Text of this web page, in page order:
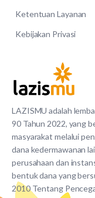
LAZISMU adalah
90 Tahun 2022, yang
masyarakat melalui
dana kedermawanan
perusahaan dan
bentuk dana yang
2010 Tentang
Ketentuan Layanan
Kebijakan Privasi